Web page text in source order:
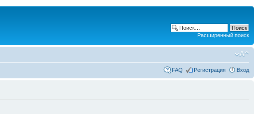
Расширенный поиск
FAQ Регистрация Вход